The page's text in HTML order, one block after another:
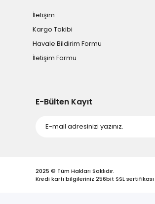
İletişim
Kargo Takibi
Havale Bildirim Formu
İletişim Formu
E-Bülten Kayıt
2025 © Tüm Hakları Saklıdır.
Kredi kartı bilgileriniz 256bit SSL